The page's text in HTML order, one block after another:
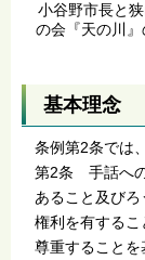
小谷野市長と
の会『天の川
基本理念
条例第2条では
第2条 手話へ
あること及び
権利を有する
尊重することを